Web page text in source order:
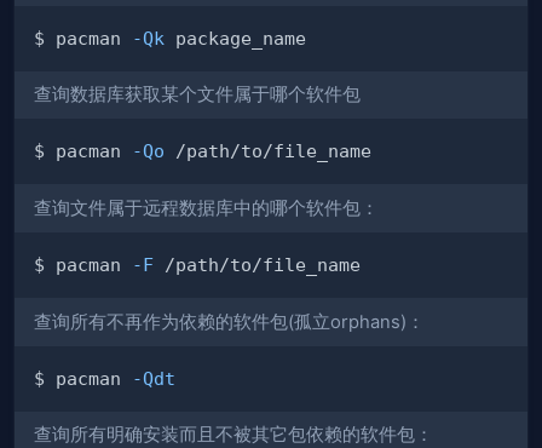
$ pacman -Qk
查询数据库获取某个文件属于哪个软件包
$ pacman -Qo
查询文件属于远程数据库中的哪个软件包：
$ pacman -F
查询所有不再作为依赖的软件包(孤立orphans)：
$ pacman -Qdt
查询所有明确安装而且不被其它包依赖的软件包：